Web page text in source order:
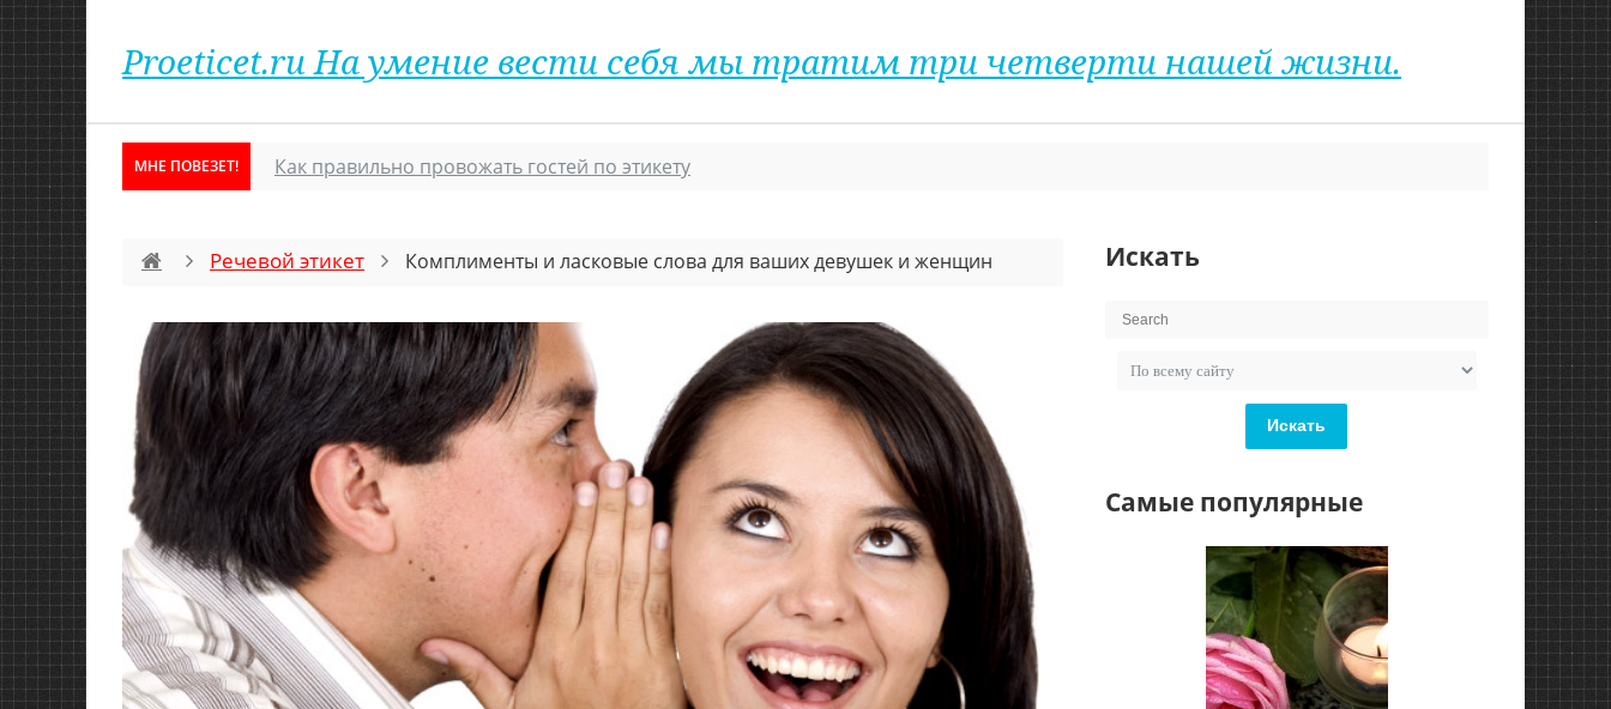
Proeticet.ru На умение вести себя мы тратим три четверти нашей жизни.
МНЕ ПОВЕЗЕТ! Как правильно провожать гостей по этикету
Речевой этикет Комплименты и ласковые слова для ваших девушек и женщин Искать
Искать
Самые популярные